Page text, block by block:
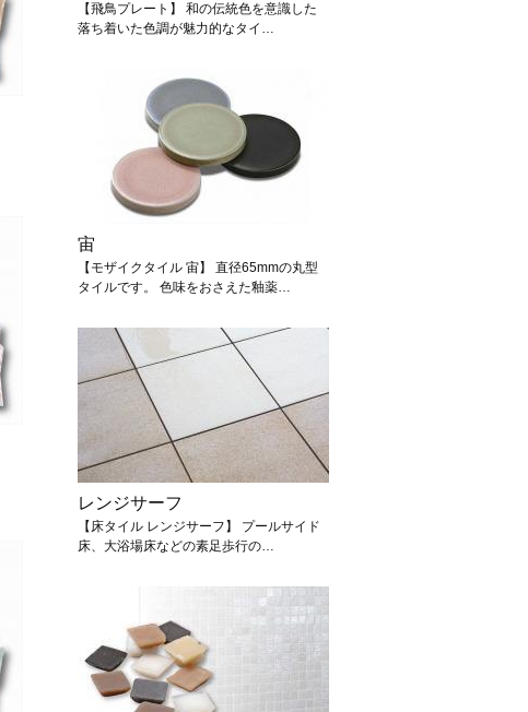
【飛鳥プレート】 和の伝統色を意識した
落ち着いた色調が魅力的なタイ…
宙
【モザイクタイル 宙】 直径65mmの丸型
タイルです。 色味をおさえた釉薬…
レンジサーフ
【床タイル レンジサーフ】 プールサイド
床、大浴場床などの素足歩行の…